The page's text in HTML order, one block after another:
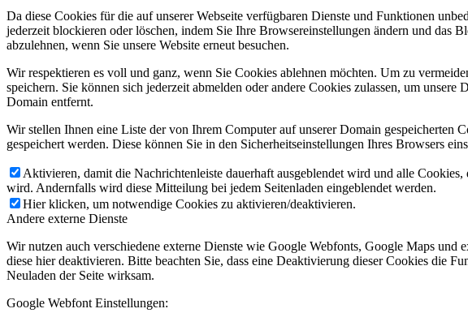
Da diese Cookies für die auf unserer Webseite verfügbaren Dienste und Funktionen
jederzeit blockieren oder löschen, indem Sie Ihre Browsereinstellungen ändern und das
abzulehnen, wenn Sie unsere Website erneut besuchen.
Wir respektieren es voll und ganz, wenn Sie Cookies ablehnen möchten. Um zu
speichern. Sie können sich jederzeit abmelden oder andere Cookies zulassen, um
Domain entfernt.
Wir stellen Ihnen eine Liste der von Ihrem Computer auf unserer Domain
gespeichert werden. Diese können Sie in den Sicherheitseinstellungen Ihres Browsers
Aktivieren, damit die Nachrichtenleiste dauerhaft ausgeblendet wird und alle
wird. Andernfalls wird diese Mitteilung bei jedem Seitenladen eingeblendet werden.
Hier klicken, um notwendige Cookies zu aktivieren/deaktivieren.
Andere externe Dienste
Wir nutzen auch verschiedene externe Dienste wie Google Webfonts, Google Maps
diese hier deaktivieren. Bitte beachten Sie, dass eine Deaktivierung dieser Cookies die
Neuladen der Seite wirksam.
Google Webfont Einstellungen: